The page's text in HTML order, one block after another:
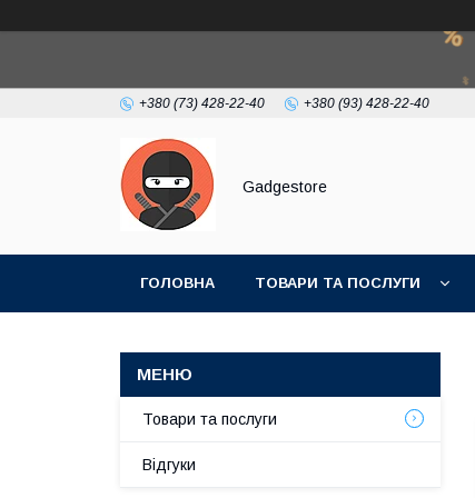
+380 (73) 428-22-40 +380 (93) 428-22-40
Gadgestore
ГОЛОВНА ТОВАРИ ТА ПОСЛУГИ
Товари та послуги
Відгуки